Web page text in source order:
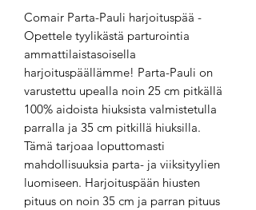
Comair Parta-Pauli harjoituspää -
Opettele tyylikästä parturointia
ammattilaistasoisella
harjoituspäällämme! Parta-Pauli on
varustettu upealla noin 25 cm pitkällä
100% aidoista hiuksista valmistetulla
parralla ja 35 cm pitkillä hiuksilla.
Tämä tarjoaa loputtomasti
mahdollisuuksia parta- ja viiksityylien
luomiseen. Harjoituspään hiusten
pituus on noin 35 cm ja parran pituus